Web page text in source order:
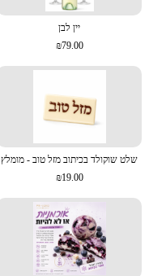
יין לבן
₪79.00
שלט שוקולד בכיתוב מזל טוב - מומלץ
₪19.00